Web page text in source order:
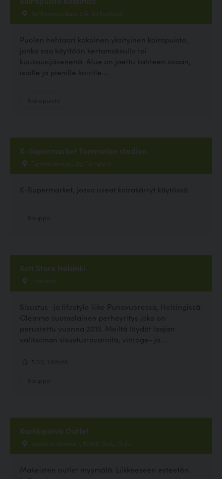
Kerhomajankuja 5 A, Valkeakoski
Puolen hehtaari kokoinen yksityinen koirapuisto,
jonka saa käyttöön kertamaksulla tai
kuukausijäsenenä. Alue on jaettu kahteen osaan,
isoille ja pienille koirille....
K-Supermarket Tammelan stadion
Tammelankatu 25, Tampere
K-Supermarket, jossa useat koirakärryt käytössä.
Koti Store Helsinki
, Helsinki
Sisustus -ja lifestyle liike Punavuoressa, Helsingissä.
Olemme suomalainen perheyritys joka on
perustettu vuonna 2015. Meiltä löydät laajan
valikoiman sisustustavaroita, vintage- ja...
Karkkipäivä Outlet
kaakkurinkulma 1, 90410 Oulu, Oulu
Makeisten outlet myymälä. Liikkeeseen esteetön